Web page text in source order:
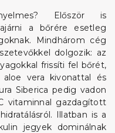
Először is
a bőrére esetleg
Mindhárom cég
dolgozik: az
frissíti fel bőrét,
vera kivonattal és
Siberica pedig vadon
vitaminnal gazdagított
Illatban is a
jegyek dominálnak